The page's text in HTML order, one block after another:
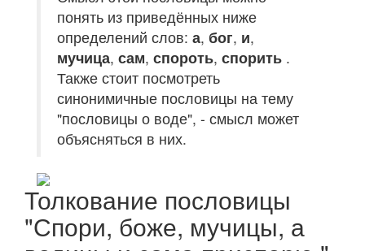
понять из приведённых ниже
определений слов: а, бог, и,
мучица, сам, спороть, спорить .
Также стоит посмотреть
синонимичные пословицы на тему
"пословицы о воде", - смысл может
объясняться в них.
Толкование пословицы
"Спори, боже, мучицы, а